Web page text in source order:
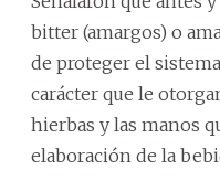
bitter (amargos) o
de proteger el
carácter que le
hierbas y las manos
elaboración de la